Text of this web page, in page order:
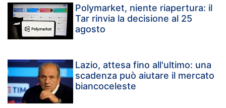
Polymarket, niente riapertura: il
Tar rinvia la decisione al 25
agosto
Lazio, attesa fino all'ultimo: una
scadenza può aiutare il mercato
biancoceleste